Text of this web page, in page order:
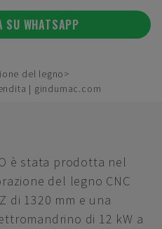
SU WHATSAPP
del legno
| gindumac.com
è stata prodotta nel
del legno CNC
di 1320 mm e una
di 12 kW a